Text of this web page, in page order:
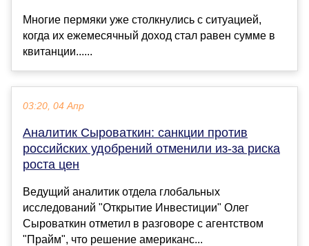
Многие пермяки уже столкнулись с ситуацией,
когда их ежемесячный доход стал равен сумме в
квитанции......
03:20, 04 Апр
Аналитик Сыроваткин: санкции против
российских удобрений отменили из-за риска
роста цен
Ведущий аналитик отдела глобальных
исследований "Открытие Инвестиции" Олег
Сыроваткин отметил в разговоре с агентством
"Прайм", что решение американс...